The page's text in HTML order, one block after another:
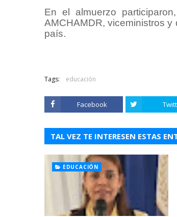
En el almuerzo
AMCHAMDR, viceministros
país.
Tags: educación
Facebook
TAL VEZ TE INTERESEN ESTAS
EDUCACIÓN